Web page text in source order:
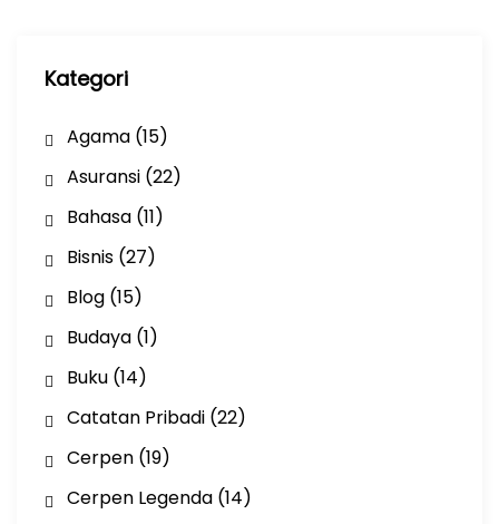
Kategori
Agama(15)
Asuransi(22)
Bahasa(11)
Bisnis(27)
Blog(15)
Budaya(1)
Buku(14)
Catatan Pribadi(22)
Cerpen(19)
Cerpen Legenda(14)